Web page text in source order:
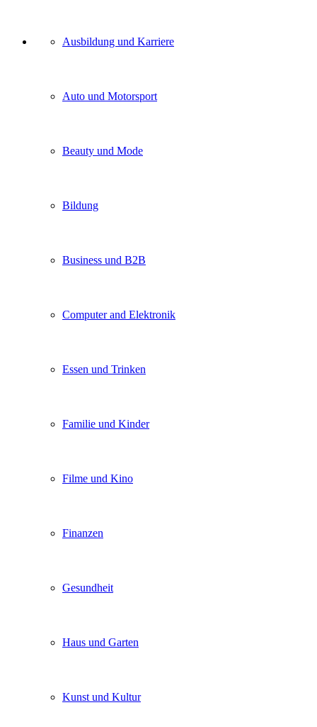
Unser
Kategorien
Ausbildung und Karriere
Auto und Motorsport
Beauty und Mode
Bildung
Business und B2B
Computer and Elektronik
Essen und Trinken
Familie und Kinder
Filme und Kino
Finanzen
Gesundheit
Haus und Garten
Kunst und Kultur